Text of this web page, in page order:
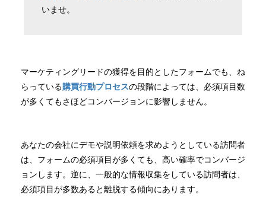
いませ。
マーケティングリードの獲得を目的としたフォームでも、ね
らっている購買行動プロセスの段階によっては、必須項目数
が多くてもさほどコンバージョンに影響しません。
あなたの会社にデモや説明依頼を求めようとしている訪問者
は、フォームの必須項目が多くても、高い確率でコンバージ
ョンします。逆に、一般的な情報収集をしている訪問者は、
必須項目が多数あると離脱する傾向にあります。